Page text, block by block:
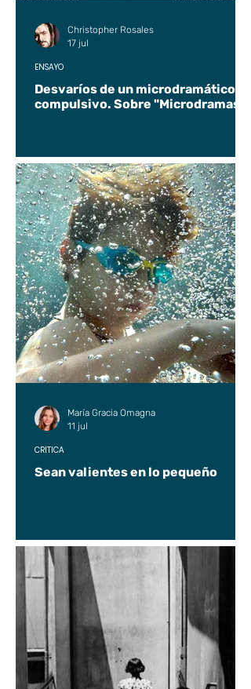
Desvaríos de un microdramático
compulsivo. Sobre "Microdramas".
ENSAYO
Christopher Rosales
17 jul
Sean valientes en lo pequeño
CRÍTICA
María Gracia Omagna
11 jul